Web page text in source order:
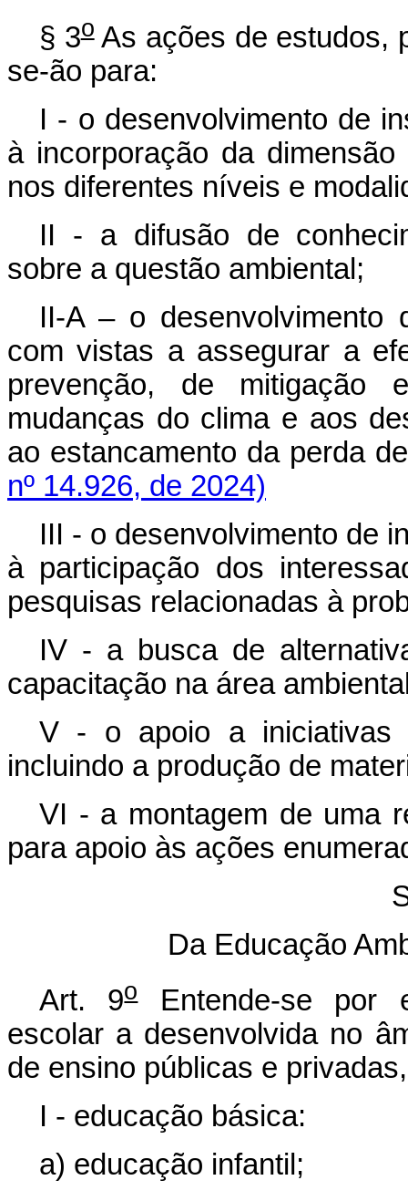
§ 3oAs ações de estudos,
se-ão para:
I - o desenvolvimento de
à incorporação da
nos diferentes níveis e
II - a difusão de
sobre a questão ambiental;
II-A – o desenvolvimento
com vistas a assegurar a
prevenção, de mitigação
mudanças do clima e aos
ao estancamento da perda
nº 14.926, de 2024)
III - o desenvolvimento de
à participação dos
pesquisas relacionadas à
IV - a busca de
capacitação na área
V - o apoio a iniciativas
incluindo a produção de
VI - a montagem de uma
para apoio às ações
Da Educação
Art. 9oEntende-se por
escolar a desenvolvida no
de ensino públicas e
I - educação básica:
a) educação infantil;